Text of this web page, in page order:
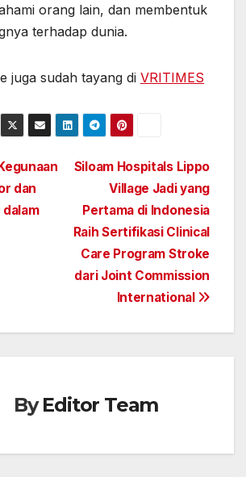
orang lain, dan membentuk
terhadap dunia.
juga sudah tayang di VRITIMES
Siloam Hospitals Lippo
Village Jadi yang
Pertama di Indonesia
Raih Sertifikasi Clinical
Care Program Stroke
dari Joint Commission
International
dan
ByEditor Team